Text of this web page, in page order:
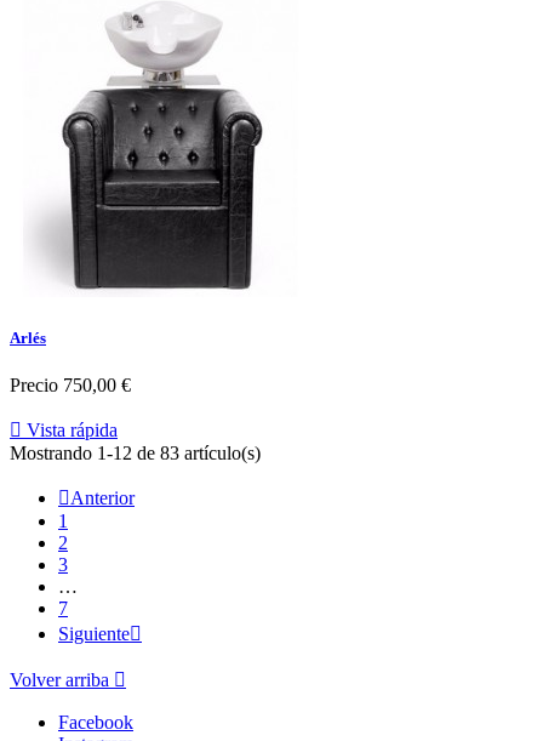
Arlés
Precio 750,00 €
 Vista rápida
Mostrando 1-12 de 83 artículo(s)
Anterior
1
2
3
…
7
Siguiente
Volver arriba 
Facebook